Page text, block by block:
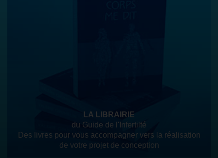
LA LIBRAIRIE
du Guide de l'Infertilté
Des livres pour vous accompagner vers la réalisation
de votre projet de conception